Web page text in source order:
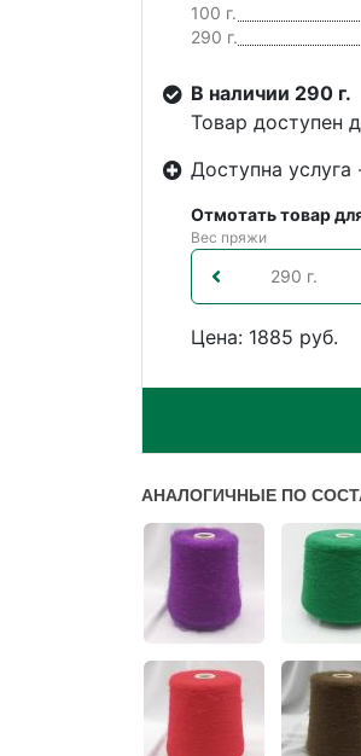
100 г.
290 г.
В наличии 290 г.
Товар доступен
Доступна услуга
Отмотать товар
Вес пряжи
Цена: 1885 руб.
АНАЛОГИЧНЫЕ ПО